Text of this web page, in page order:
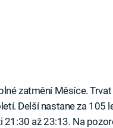
zatmění Měsíce.
Delší nastane za 105
21:30 až 23:13. Na